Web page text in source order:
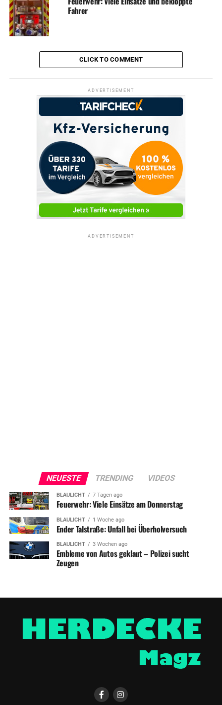
Fahrer
CLICK TO COMMENT
ADVERTISEMENT
ADVERTISEMENT
NEUESTE TRENDING VIDEOS
BLAULICHT 7 Tagen ago
Feuerwehr: Viele Einsätze am Donnerstag
BLAULICHT 1 Woche ago
Ender Talstraße: Unfall bei Überholversuch
BLAULICHT 3 Wochen ago
Embleme von Autos geklaut – Polizei sucht
Zeugen